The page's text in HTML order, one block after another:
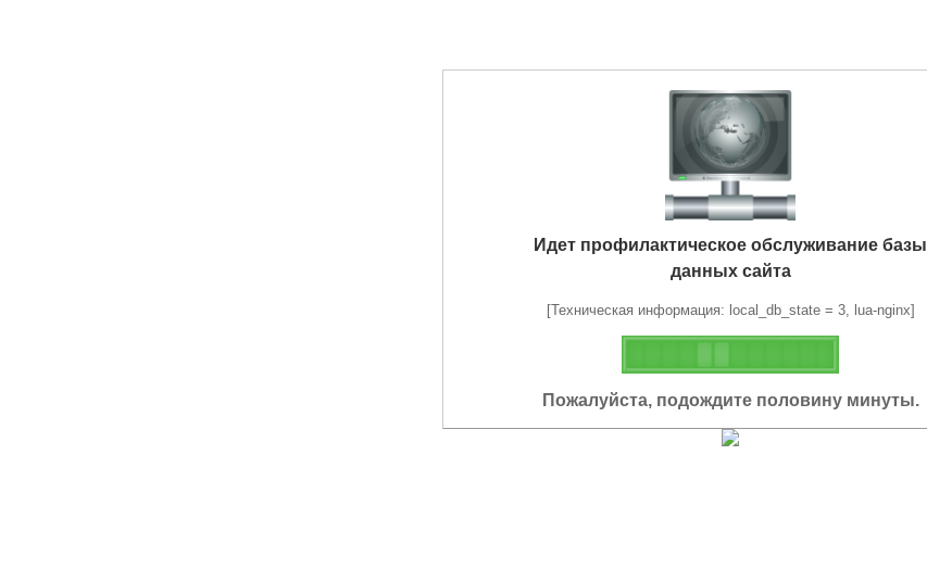
Идет профилактическое обслуживание базы
данных сайта
[Техническая информация: local_db_state = 3, lua-nginx]
Пожалуйста, подождите половину минуты.